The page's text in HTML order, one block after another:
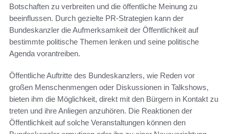
Botschaften zu verbreiten und die öffentliche Meinung zu
beeinflussen. Durch gezielte PR-Strategien kann der
Bundeskanzler die Aufmerksamkeit der Öffentlichkeit auf
bestimmte politische Themen lenken und seine politische
Agenda vorantreiben.
Öffentliche Auftritte des Bundeskanzlers, wie Reden vor
großen Menschenmengen oder Diskussionen in Talkshows,
bieten ihm die Möglichkeit, direkt mit den Bürgern in Kontakt zu
treten und ihre Anliegen anzuhören. Die Reaktionen der
Öffentlichkeit auf solche Veranstaltungen können den